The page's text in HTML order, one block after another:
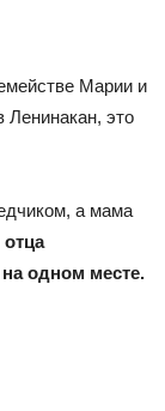
Марии и
это
а мама
одном месте.